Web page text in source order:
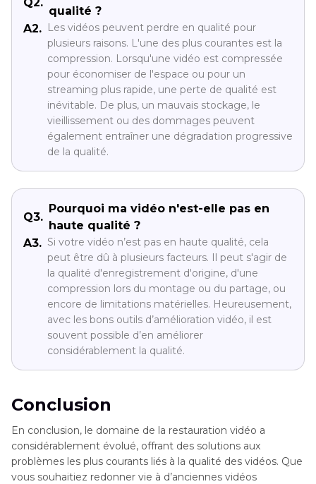
qualité ?
A2. Les vidéos peuvent perdre en qualité pour
plusieurs raisons. L'une des plus courantes est la
compression. Lorsqu'une vidéo est compressée
pour économiser de l'espace ou pour un
streaming plus rapide, une perte de qualité est
inévitable. De plus, un mauvais stockage, le
vieillissement ou des dommages peuvent
également entraîner une dégradation progressive
de la qualité.
Q3.
Pourquoi ma vidéo n'est-elle pas en
haute qualité ?
A3. Si votre vidéo n’est pas en haute qualité, cela
peut être dû à plusieurs facteurs. Il peut s'agir de
la qualité d'enregistrement d'origine, d'une
compression lors du montage ou du partage, ou
encore de limitations matérielles. Heureusement,
avec les bons outils d’amélioration vidéo, il est
souvent possible d’en améliorer
considérablement la qualité.
Conclusion
En conclusion, le domaine de la restauration vidéo a
considérablement évolué, offrant des solutions aux
problèmes les plus courants liés à la qualité des vidéos. Que
vous souhaitiez redonner vie à d’anciennes vidéos